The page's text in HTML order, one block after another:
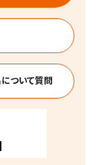
ついて質問